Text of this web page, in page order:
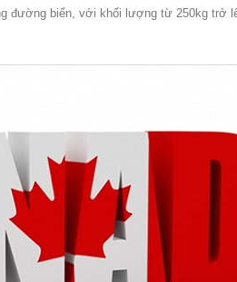
đường biển, với khối lượng từ 250kg trở